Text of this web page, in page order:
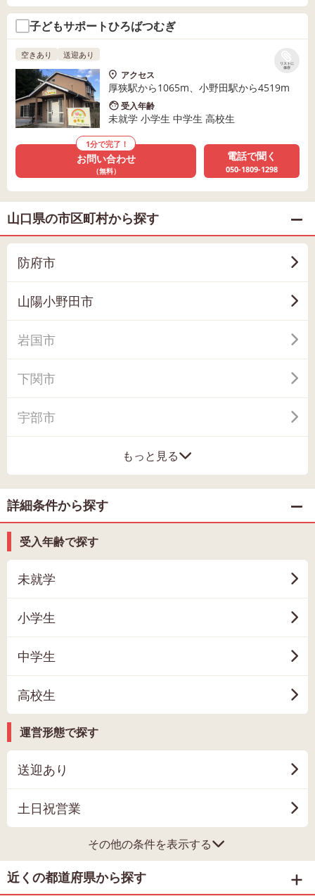
子どもサポートひろばつむぎ
リストに
保存
空きあり 送迎あり
アクセス
厚狭駅から1065m、小野田駅から4519m
受入年齢
未就学 小学生 中学生 高校生
1分で完了！
お問い合わせ
（無料）
電話で聞く
050-1809-1298
山口県の市区町村から探す
防府市
山陽小野田市
岩国市
下関市
宇部市
もっと見る
詳細条件から探す
受入年齢で探す
未就学
小学生
中学生
高校生
運営形態で探す
送迎あり
土日祝営業
その他の条件を表示する
近くの都道府県から探す